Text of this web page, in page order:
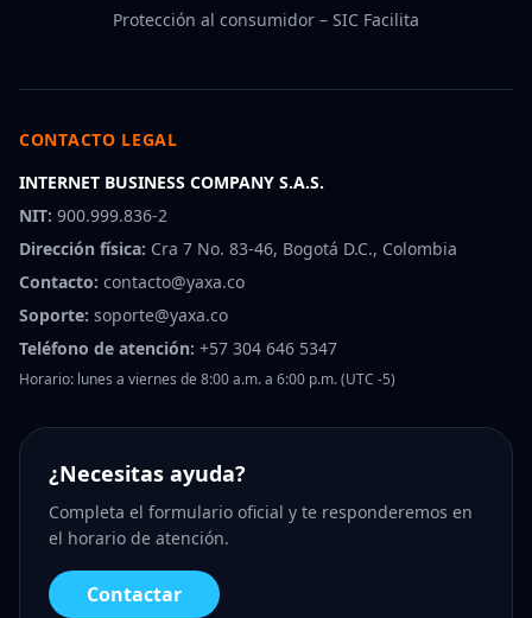
Protección al consumidor – SIC Facilita
CONTACTO LEGAL
INTERNET BUSINESS COMPANY S.A.S.
NIT: 900.999.836-2
Dirección física: Cra 7 No. 83-46, Bogotá D.C., Colombia
Contacto: contacto@yaxa.co
Soporte: soporte@yaxa.co
Teléfono de atención: +57 304 646 5347
Horario: lunes a viernes de 8:00 a.m. a 6:00 p.m. (UTC -5)
¿Necesitas ayuda?
Completa el formulario oficial y te responderemos en
el horario de atención.
Contactar